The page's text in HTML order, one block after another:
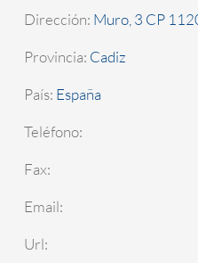
Dirección: Muro, 3 CP
Provincia: Cadiz
País: España
Teléfono:
Fax:
Email:
Url: